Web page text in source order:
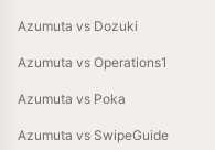
Azumuta vs Dozuki
Azumuta vs Operations1
Azumuta vs Poka
Azumuta vs SwipeGuide